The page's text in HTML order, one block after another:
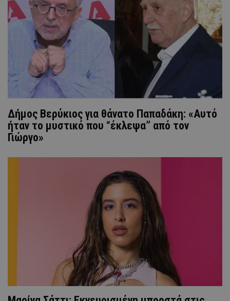
Δήμος Βερύκιος για θάνατο Παπαδάκη: «Αυτό
ήταν το μυστικό που “έκλεψα” από τον
Γιώργο»